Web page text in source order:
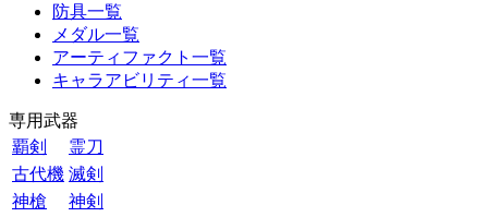
防具一覧
メダル一覧
アーティファクト一覧
キャラアビリティ一覧
専用武器
覇剣
霊刀
古代機 滅剣
神槍
神剣